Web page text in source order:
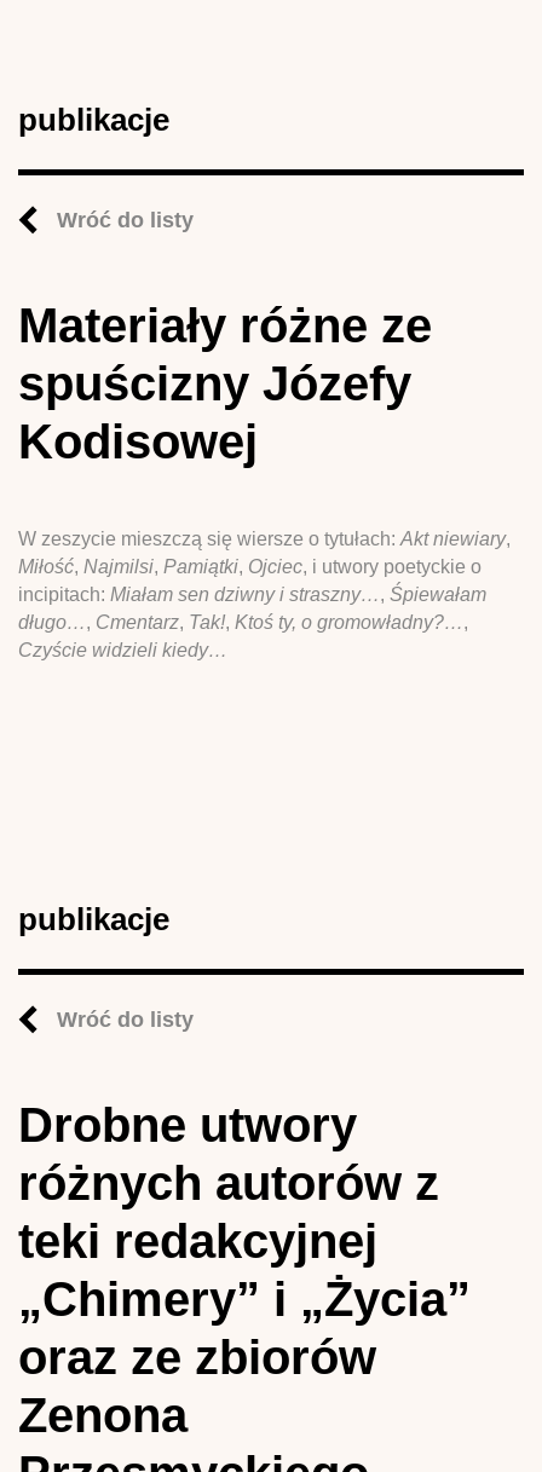
publikacje
Wróć do listy
Materiały różne ze
spuścizny Józefy
Kodisowej
W zeszycie mieszczą się wiersze o tytułach: Akt niewiary,
Miłość, Najmilsi, Pamiątki, Ojciec, i utwory poetyckie o
incipitach: Miałam sen dziwny i straszny…, Śpiewałam
długo…, Cmentarz, Tak!, Ktoś ty, o gromowładny?…,
Czyście widzieli kiedy…
publikacje
Wróć do listy
Drobne utwory
różnych autorów z
teki redakcyjnej
„Chimery” i „Życia”
oraz ze zbiorów
Zenona